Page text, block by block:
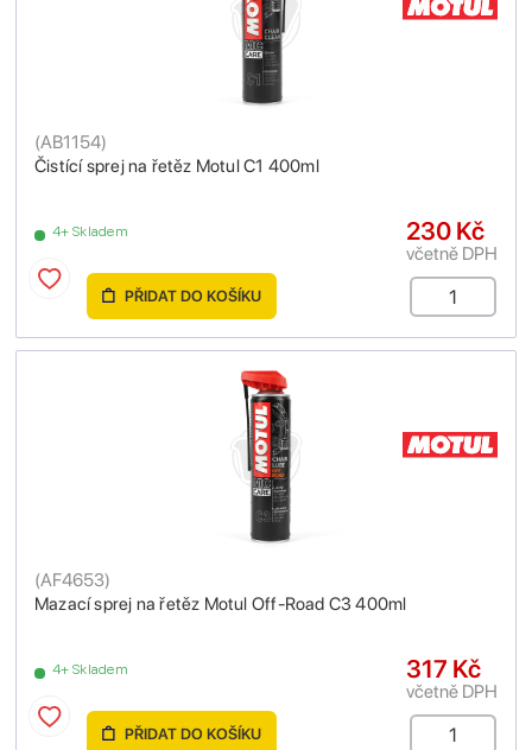
Čistící sprej na řetěz Motul C1 400ml
(AB1154)
4+ Skladem 230 Kč
včetně DPH
PŘIDAT DO KOŠÍKU
Mazací sprej na řetěz Motul Off-Road C3 400ml
(AF4653)
4+ Skladem 317 Kč
včetně DPH
PŘIDAT DO KOŠÍKU